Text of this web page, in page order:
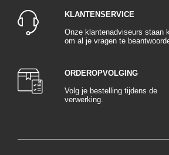
verontreinigingen te weerstaan, waardoor ze een
bieden tegen de schadelijke effecten van het
Het uiterlijk van een auto is cruciaal, en de
zijn ontworpen om het Autoverf te verfraaien. Ze
glans, versterken de glans van de carrosserie en
aantrekkelijke afwerking die de tand des tijds
Deze Autolakken gaan verder dan eenvoudige
KLANTENSERVICE
Onze klantenadviseurs staan
om al je vragen te
ORDEROPVOLGING
Volg je bestelling tijdens de
verwerking.